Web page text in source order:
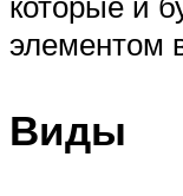
элементом
Виды